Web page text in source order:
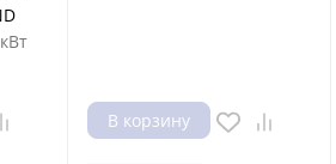
В корзину